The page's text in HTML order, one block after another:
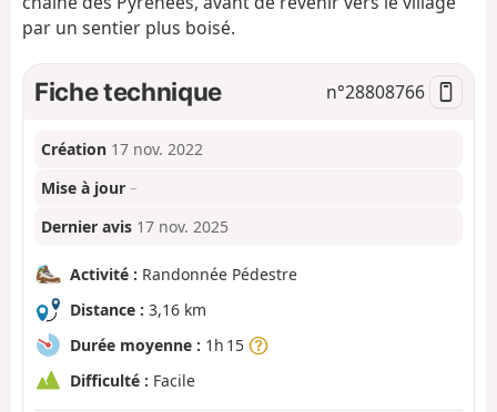
par un sentier plus boisé.
Fiche technique n°28808766
Création 17 nov. 2022
Mise à jour –
Dernier avis 17 nov. 2025
Activité : Randonnée Pédestre
Distance : 3,16 km
Durée moyenne : 1h 15
Difficulté : Facile